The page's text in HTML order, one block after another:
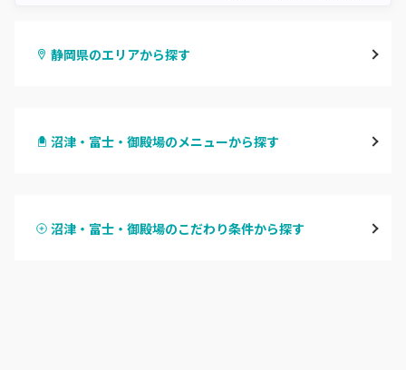
静岡県のエリアから探す
浜松
沼津・富士・御殿場のメニューから探す
ハンドスカルプ
沼津・富士・御殿場のこだわり条件から探す